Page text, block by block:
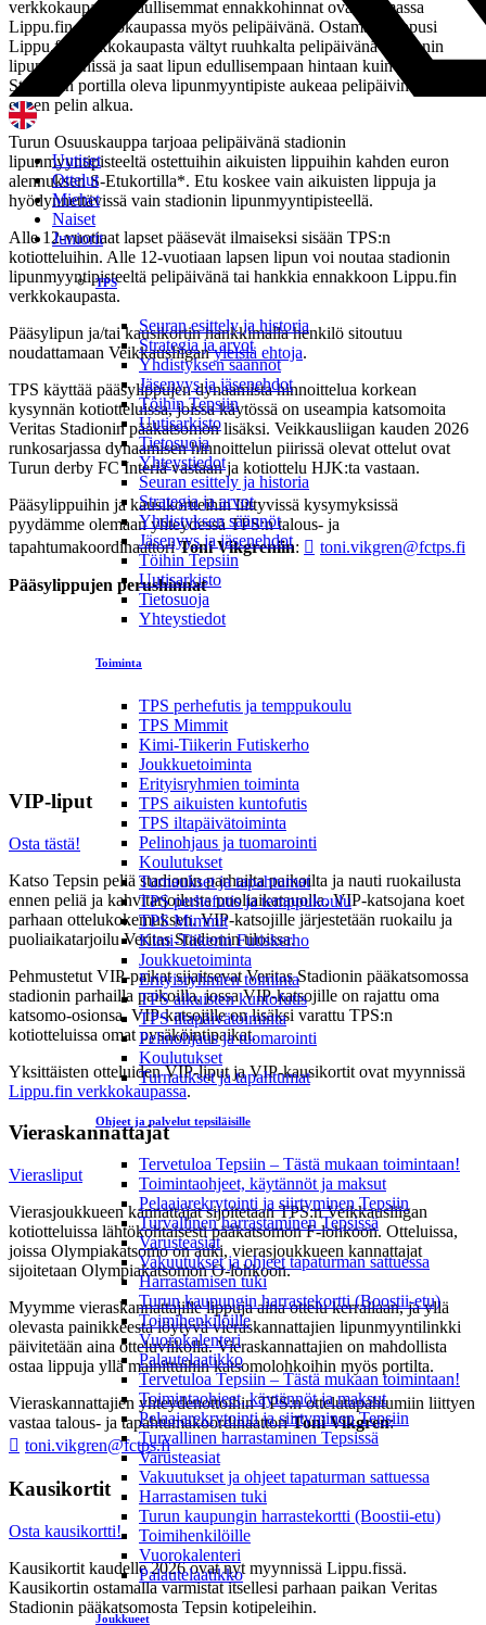
Uutiset
Ottelut
Miehet
Naiset
Juniorit
TPS
Seuran esittely ja historia
Strategia ja arvot
Yhdistyksen säännöt
Jäsenyys ja jäsenehdot
Töihin Tepsiin
Uutisarkisto
Tietosuoja
Yhteystiedot
Seuran esittely ja historia
Strategia ja arvot
Yhdistyksen säännöt
Jäsenyys ja jäsenehdot
Töihin Tepsiin
Uutisarkisto
Tietosuoja
Yhteystiedot
Toiminta
TPS perhefutis ja temppukoulu
TPS Mimmit
Kimi-Tiikerin Futiskerho
Joukkuetoiminta
Erityisryhmien toiminta
TPS aikuisten kuntofutis
TPS iltapäivätoiminta
Pelinohjaus ja tuomarointi
Koulutukset
Turnaukset ja tapahtumat
TPS perhefutis ja temppukoulu
TPS Mimmit
Kimi-Tiikerin Futiskerho
Joukkuetoiminta
Erityisryhmien toiminta
TPS aikuisten kuntofutis
TPS iltapäivätoiminta
Pelinohjaus ja tuomarointi
Koulutukset
Turnaukset ja tapahtumat
Ohjeet ja palvelut tepsiläisille
Tervetuloa Tepsiin – Tästä mukaan toimintaan!
Toimintaohjeet, käytännöt ja maksut
Pelaajarekrytointi ja siirtyminen Tepsiin
Turvallinen harrastaminen Tepsissä
Varusteasiat
Vakuutukset ja ohjeet tapaturman sattuessa
Harrastamisen tuki
Turun kaupungin harrastekortti (Boostii-etu)
Toimihenkilöille
Vuorokalenteri
Palautelaatikko
Tervetuloa Tepsiin – Tästä mukaan toimintaan!
Toimintaohjeet, käytännöt ja maksut
Pelaajarekrytointi ja siirtyminen Tepsiin
Turvallinen harrastaminen Tepsissä
Varusteasiat
Vakuutukset ja ohjeet tapaturman sattuessa
Harrastamisen tuki
Turun kaupungin harrastekortti (Boostii-etu)
Toimihenkilöille
Vuorokalenteri
Palautelaatikko
Joukkueet
verkkokaupasta. Edullisemmat ennakkohinnat ovat voimassa
Lippu.fin verkkokaupassa myös pelipäivänä. Ostamalla lippusi
Lippu.fin verkkokaupasta vältyt ruuhkalta pelipäivänä stadionin
lipunmyynnissä ja saat lipun edullisempaan hintaan kuin portilta.
Stadionin portilla oleva lipunmyyntipiste aukeaa pelipäivinä tunti
ennen pelin alkua.
Turun Osuuskauppa tarjoaa pelipäivänä stadionin
lipunmyyntipisteeltä ostettuihin aikuisten lippuihin kahden euron
alennuksen S-Etukortilla*. Etu koskee vain aikuisten lippuja ja
hyödynnettävissä vain stadionin lipunmyyntipisteellä.
Alle 12-vuotiaat lapset pääsevät ilmaiseksi sisään TPS:n
kotiotteluihin. Alle 12-vuotiaan lapsen lipun voi noutaa stadionin
lipunmyyntipisteeltä pelipäivänä tai hankkia ennakkoon Lippu.fin
verkkokaupasta.
Pääsylipun ja/tai kausikortin hankkimalla henkilö sitoutuu
noudattamaan Veikkausliiganyleisiä ehtoja.
TPS käyttää pääsylippujen dynaamista hinnoittelua korkean
kysynnän kotiotteluissa, joissa käytössä on useampia katsomoita
Veritas Stadionin pääkatsomon lisäksi. Veikkausliigan kauden 2026
runkosarjassa dynaamisen hinnoittelun piirissä olevat ottelut ovat
Turun derby FC Interiä vastaan ja kotiottelu HJK:ta vastaan.
Pääsylippuihin ja kausikortteihin liittyvissä kysymyksissä
pyydämme olemaan yhteydessä TPS:n talous- ja
tapahtumakoordinaattoriToni Vikgreniin: toni.vikgren@fctps.fi
Pääsylippujen perushinnat
Irtolippu/miehet
20 € 25 €
Opiskelija/eläkeläinen/työtön 15 €
7 €
VIP-liput
Osta tästä!
Katso Tepsin peliä stadionin parhailta paikoilta ja nauti ruokailusta
ennen peliä ja kahvitarjoilusta puoliaikatauolla. VIP-katsojana koet
parhaan ottelukokemuksen. VIP-katsojille järjestetään ruokailu ja
puoliaikatarjoilu Veritas Stadionin tiloissa.
Pehmustetut VIP-paikat sijaitsevat Veritas Stadionin pääkatsomossa
stadionin parhailla paikoilla, jossa VIP-katsojille on rajattu oma
katsomo-osionsa. VIP-katsojille on lisäksi varattu TPS:n
kotiotteluissa omat pysäköintipaikat.
Yksittäisten otteluiden VIP-liput ja VIP-kausikortit ovat myynnissä
Lippu.fin verkkokaupassa.
Vieraskannattajat
Vierasliput
Vierasjoukkueen kannattajat sijoitetaan TPS:n Veikkausliigan
kotiotteluissa lähtökohtaisesti pääkatsomon F-lohkoon. Otteluissa,
joissa Olympiakatsomo on auki, vierasjoukkueen kannattajat
sijoitetaan Olympiakatsomon O-lohkoon.
Myymme vieraskannattajille lippuja aina ottelu kerrallaan, ja yllä
olevasta painikkeesta löytyvä vieraskannattajien lipunmyyntilinkki
päivitetään aina otteluviikolla. Vieraskannattajien on mahdollista
ostaa lippuja yllä mainittuihin katsomolohkoihin myös portilta.
Vieraskannattajien yhteydenottoihin TPS:n ottelutapahtumiin liittyen
vastaa talous- ja tapahtumakoordinaattoriToni Vikgren:
toni.vikgren@fctps.fi
Kausikortit
Osta kausikortti!
Kausikortit kaudelle 2026 ovat nyt myynnissä Lippu.fissä.
Kausikortin ostamalla varmistat itsellesi parhaan paikan Veritas
Stadionin pääkatsomosta Tepsin kotipeleihin.